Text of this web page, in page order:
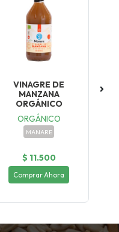
VINAGRE DE
MANZANA
ORGÁNICO
ORGÁNICO
MANARE
$ 11.500
Comprar Ahora